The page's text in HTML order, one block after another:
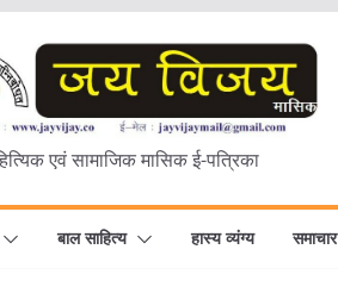
एवं सामाजिक मासिक ई-पत्रिका
बाल साहित्य हास्य व्यंग्य समाचार